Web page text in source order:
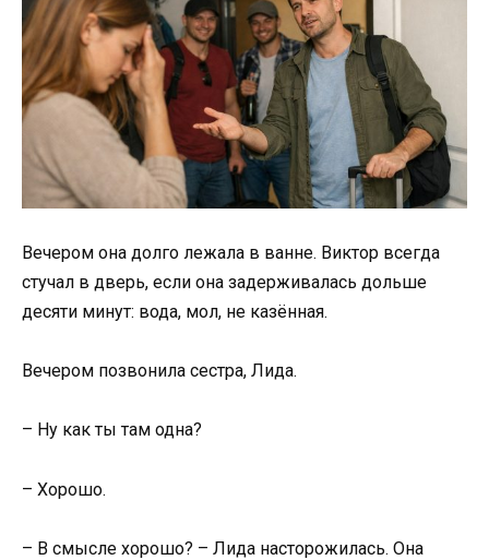
Вечером она долго лежала в ванне. Виктор всегда
стучал в дверь, если она задерживалась дольше
десяти минут: вода, мол, не казённая.
Вечером позвонила сестра, Лида.
– Ну как ты там одна?
– Хорошо.
– В смысле хорошо? – Лида насторожилась. Она